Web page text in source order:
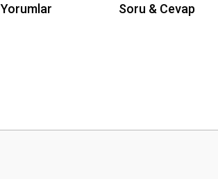
Yorumlar Soru & Cevap